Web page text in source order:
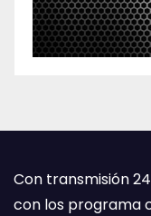
Con transmisión
con los programa